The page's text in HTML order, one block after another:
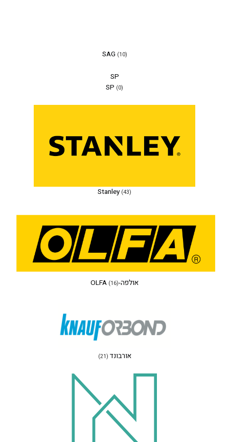
SAG (10)
SP
SP (0)
Stanley(43)
אולפה-OLFA(16)
אורבונד (21)